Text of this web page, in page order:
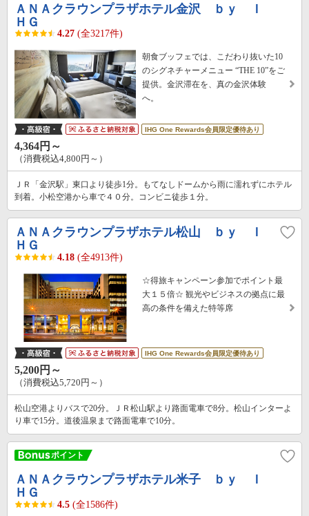
ＡＮＡクラウンプラザホテル金沢 ｂｙ Ｉ
ＨＧ
4.27 (全3217件)
朝食ブッフェでは、こだわり抜いた10
のシグネチャーメニュー “THE 10”をご
提供。金沢滞在を、真の金沢体験
へ。
IHG One Rewards会員限定優待あり
4,364円～
（消費税込4,800円～）
ＪＲ「金沢駅」東口より徒歩1分。もてなしドームから雨に濡れずにホテル
到着。小松空港から車で４０分。コンビニ徒歩１分。
ＡＮＡクラウンプラザホテル松山 ｂｙ Ｉ
ＨＧ
4.18 (全4913件)
☆得旅キャンペーン参加でポイント最
大１５倍☆ 観光やビジネスの拠点に最
高の条件を備えた特等席
IHG One Rewards会員限定優待あり
5,200円～
（消費税込5,720円～）
松山空港よりバスで20分。ＪＲ松山駅より路面電車で8分。松山インターよ
り車で15分。道後温泉まで路面電車で10分。
ＡＮＡクラウンプラザホテル米子 ｂｙ Ｉ
ＨＧ
4.5 (全1586件)